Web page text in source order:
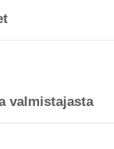
valmistajasta